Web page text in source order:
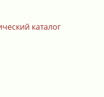
каталог